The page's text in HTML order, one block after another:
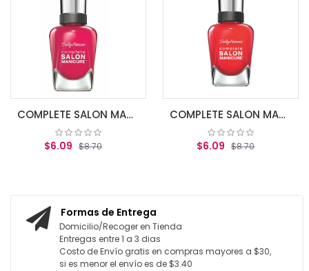
COMPLETE SALON MANICURE TICKLE ME PIN
$8.70
COMPLETE SALON MANICURE ALL FIRED UP
$8.70
Formas de Entrega
Domicilio/Recoger en Tienda
Entregas entre 1 a 3 dias
Costo de Envío gratis en compras mayores a $30,
si es menor el envío es de $3.40